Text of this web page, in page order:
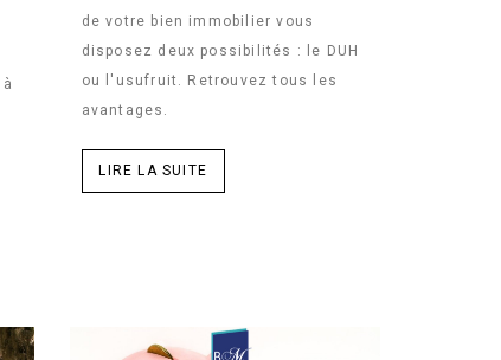
de votre bien immobilier vous
disposez deux possibilités : le DUH
ou l'usufruit. Retrouvez tous les
avantages.
LIRE LA SUITE